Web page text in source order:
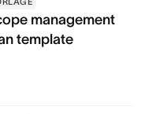
management
template